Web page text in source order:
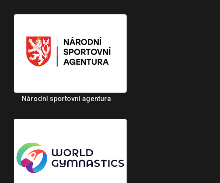
Národní sportovní agentura